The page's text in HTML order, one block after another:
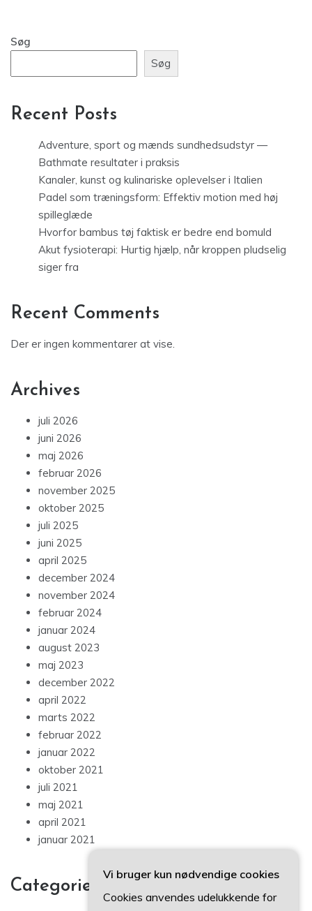
Søg
Søg
Recent Posts
Adventure, sport og mænds sundhedsudstyr —
Bathmate resultater i praksis
Kanaler, kunst og kulinariske oplevelser i Italien
Padel som træningsform: Effektiv motion med høj
spilleglæde
Hvorfor bambus tøj faktisk er bedre end bomuld
Akut fysioterapi: Hurtig hjælp, når kroppen pludselig
siger fra
Recent Comments
Der er ingen kommentarer at vise.
Archives
juli 2026
juni 2026
maj 2026
februar 2026
november 2025
oktober 2025
juli 2025
juni 2025
april 2025
december 2024
november 2024
februar 2024
januar 2024
august 2023
maj 2023
december 2022
april 2022
marts 2022
februar 2022
januar 2022
oktober 2021
juli 2021
maj 2021
april 2021
januar 2021
Categories
Vi bruger kun nødvendige cookies
Cookies anvendes udelukkende for